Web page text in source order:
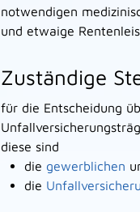
notwendigen
und etwaige
Zuständige
für die Entscheidung
diese sind
die gewerblichen
die